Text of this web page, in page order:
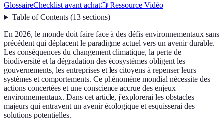
GlossaireChecklist avant achat📺 Ressource Vidéo
Table of Contents(13 sections)
En 2026, le monde doit faire face à des défis environnementaux sans
précédent qui déplacent le paradigme actuel vers un avenir durable.
Les conséquences du changement climatique, la perte de
biodiversité et la dégradation des écosystèmes obligent les
gouvernements, les entreprises et les citoyens à repenser leurs
systèmes et comportements. Ce phénomène mondial nécessite des
actions concertées et une conscience accrue des enjeux
environnementaux. Dans cet article, j'explorerai les obstacles
majeurs qui entravent un avenir écologique et esquisserai des
solutions potentielles.